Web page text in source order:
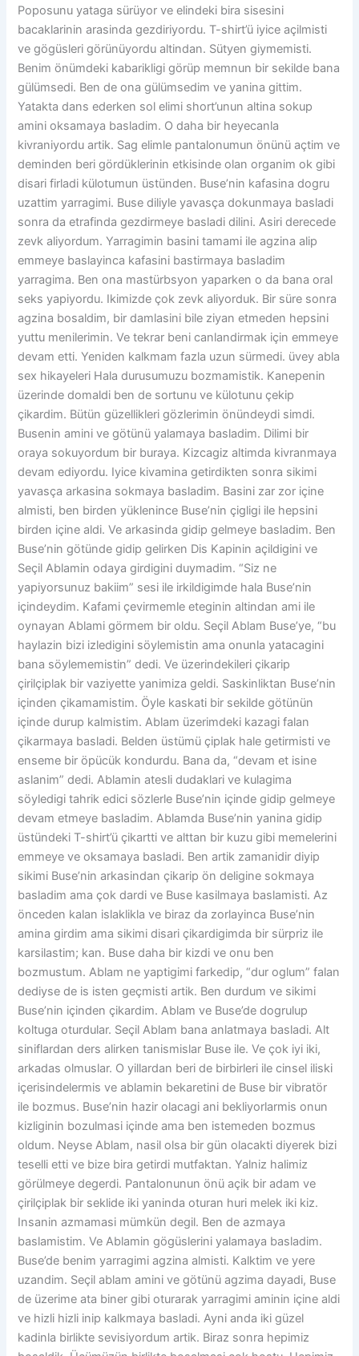
Poposunu yataga sürüyor ve elindeki bira sisesini
bacaklarinin arasinda gezdiriyordu. T-shirt’ü iyice açilmisti
ve gögüsleri görünüyordu altindan. Sütyen giymemisti.
Benim önümdeki kabarikligi görüp memnun bir sekilde bana
gülümsedi. Ben de ona gülümsedim ve yanina gittim.
Yatakta dans ederken sol elimi short’unun altina sokup
amini oksamaya basladim. O daha bir heyecanla
kivraniyordu artik. Sag elimle pantalonumun önünü açtim ve
deminden beri gördüklerinin etkisinde olan organim ok gibi
disari firladi külotumun üstünden. Buse’nin kafasina dogru
uzattim yarragimi. Buse diliyle yavasça dokunmaya basladi
sonra da etrafinda gezdirmeye basladi dilini. Asiri derecede
zevk aliyordum. Yarragimin basini tamami ile agzina alip
emmeye baslayinca kafasini bastirmaya basladim
yarragima. Ben ona mastürbsyon yaparken o da bana oral
seks yapiyordu. Ikimizde çok zevk aliyorduk. Bir süre sonra
agzina bosaldim, bir damlasini bile ziyan etmeden hepsini
yuttu menilerimin. Ve tekrar beni canlandirmak için emmeye
devam etti. Yeniden kalkmam fazla uzun sürmedi. üvey abla
sex hikayeleri Hala durusumuzu bozmamistik. Kanepenin
üzerinde domaldi ben de sortunu ve külotunu çekip
çikardim. Bütün güzellikleri gözlerimin önündeydi simdi.
Busenin amini ve götünü yalamaya basladim. Dilimi bir
oraya sokuyordum bir buraya. Kizcagiz altimda kivranmaya
devam ediyordu. Iyice kivamina getirdikten sonra sikimi
yavasça arkasina sokmaya basladim. Basini zar zor içine
almisti, ben birden yüklenince Buse’nin çigligi ile hepsini
birden içine aldi. Ve arkasinda gidip gelmeye basladim. Ben
Buse’nin götünde gidip gelirken Dis Kapinin açildigini ve
Seçil Ablamin odaya girdigini duymadim. “Siz ne
yapiyorsunuz bakiim” sesi ile irkildigimde hala Buse’nin
içindeydim. Kafami çevirmemle eteginin altindan ami ile
oynayan Ablami görmem bir oldu. Seçil Ablam Buse’ye, “bu
haylazin bizi izledigini söylemistin ama onunla yatacagini
bana söylememistin” dedi. Ve üzerindekileri çikarip
çirilçiplak bir vaziyette yanimiza geldi. Saskinliktan Buse’nin
içinden çikamamistim. Öyle kaskati bir sekilde götünün
içinde durup kalmistim. Ablam üzerimdeki kazagi falan
çikarmaya basladi. Belden üstümü çiplak hale getirmisti ve
enseme bir öpücük kondurdu. Bana da, “devam et isine
aslanim” dedi. Ablamin atesli dudaklari ve kulagima
söyledigi tahrik edici sözlerle Buse’nin içinde gidip gelmeye
devam etmeye basladim. Ablamda Buse’nin yanina gidip
üstündeki T-shirt’ü çikartti ve alttan bir kuzu gibi memelerini
emmeye ve oksamaya basladi. Ben artik zamanidir diyip
sikimi Buse’nin arkasindan çikarip ön deligine sokmaya
basladim ama çok dardi ve Buse kasilmaya baslamisti. Az
önceden kalan islaklikla ve biraz da zorlayinca Buse’nin
amina girdim ama sikimi disari çikardigimda bir sürpriz ile
karsilastim; kan. Buse daha bir kizdi ve onu ben
bozmustum. Ablam ne yaptigimi farkedip, “dur oglum” falan
dediyse de is isten geçmisti artik. Ben durdum ve sikimi
Buse’nin içinden çikardim. Ablam ve Buse’de dogrulup
koltuga oturdular. Seçil Ablam bana anlatmaya basladi. Alt
siniflardan ders alirken tanismislar Buse ile. Ve çok iyi iki,
arkadas olmuslar. O yillardan beri de birbirleri ile cinsel iliski
içerisindelermis ve ablamin bekaretini de Buse bir vibratör
ile bozmus. Buse’nin hazir olacagi ani bekliyorlarmis onun
kizliginin bozulmasi içinde ama ben istemeden bozmus
oldum. Neyse Ablam, nasil olsa bir gün olacakti diyerek bizi
teselli etti ve bize bira getirdi mutfaktan. Yalniz halimiz
görülmeye degerdi. Pantalonunun önü açik bir adam ve
çirilçiplak bir seklide iki yaninda oturan huri melek iki kiz.
Insanin azmamasi mümkün degil. Ben de azmaya
baslamistim. Ve Ablamin gögüslerini yalamaya basladim.
Buse’de benim yarragimi agzina almisti. Kalktim ve yere
uzandim. Seçil ablam amini ve götünü agzima dayadi, Buse
de üzerime ata biner gibi oturarak yarragimi aminin içine aldi
ve hizli hizli inip kalkmaya basladi. Ayni anda iki güzel
kadinla birlikte sevisiyordum artik. Biraz sonra hepimiz